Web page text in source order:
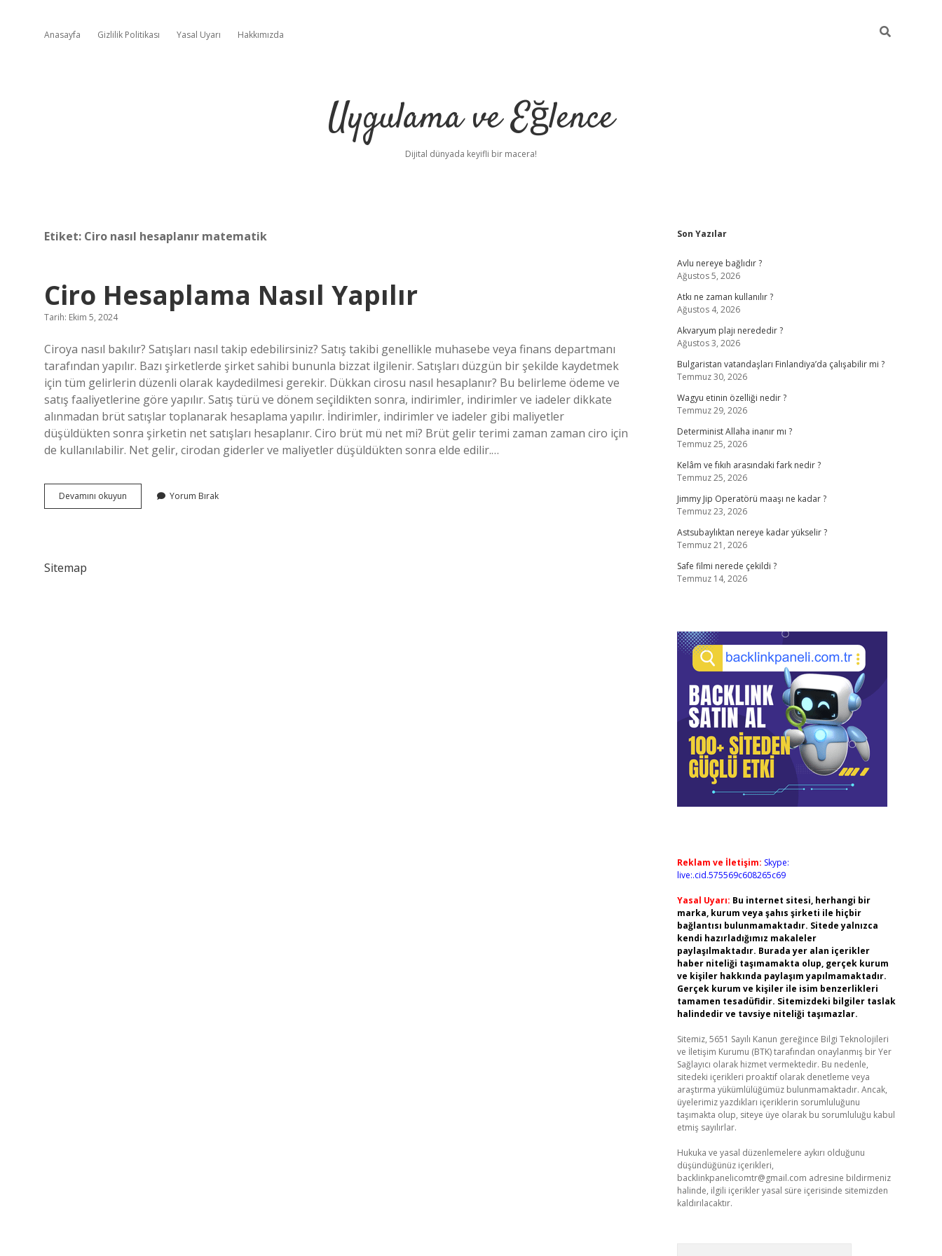
Anasayfa Gizlilik Politikası Yasal Uyarı Hakkımızda
Uygulama ve Eğlence
Dijital dünyada keyifli bir macera!
Etiket: Ciro nasıl hesaplanır matematik
Ciro Hesaplama Nasıl Yapılır
Tarih: Ekim 5, 2024
Ciroya nasıl bakılır? Satışları nasıl takip edebilirsiniz? Satış takibi genellikle muhasebe veya finans departmanı
tarafından yapılır. Bazı şirketlerde şirket sahibi bununla bizzat ilgilenir. Satışları düzgün bir şekilde kaydetmek
için tüm gelirlerin düzenli olarak kaydedilmesi gerekir. Dükkan cirosu nasıl hesaplanır? Bu belirleme ödeme ve
satış faaliyetlerine göre yapılır. Satış türü ve dönem seçildikten sonra, indirimler, indirimler ve iadeler dikkate
alınmadan brüt satışlar toplanarak hesaplama yapılır. İndirimler, indirimler ve iadeler gibi maliyetler
düşüldükten sonra şirketin net satışları hesaplanır. Ciro brüt mü net mi? Brüt gelir terimi zaman zaman ciro için
de kullanılabilir. Net gelir, cirodan giderler ve maliyetler düşüldükten sonra elde edilir.…
Devamını okuyun
Hesaplama
Yorum Bırak
Sitemap
Sidebar
Son Yazılar
Avlu nereye bağlıdır ?
Ağustos 5, 2026
Atkı ne zaman kullanılır ?
Ağustos 4, 2026
Akvaryum plajı nerededir ?
Ağustos 3, 2026
Bulgaristan vatandaşları Finlandiya’da çalışabilir mi ?
Temmuz 30, 2026
Wagyu etinin özelliği nedir ?
Temmuz 29, 2026
Determinist Allaha inanır mı ?
Temmuz 25, 2026
Kelâm ve fıkıh arasındaki fark nedir ?
Temmuz 25, 2026
Jimmy Jip Operatörü maaşı ne kadar ?
Temmuz 23, 2026
Astsubaylıktan nereye kadar yükselir ?
Temmuz 21, 2026
Safe filmi nerede çekildi ?
Temmuz 14, 2026
Reklam ve İletişim: Skype:
live:.cid.575569c608265c69
Yasal Uyarı: Bu internet sitesi, herhangi bir
marka, kurum veya şahıs şirketi ile hiçbir
bağlantısı bulunmamaktadır. Sitede yalnızca
kendi hazırladığımız makaleler
paylaşılmaktadır. Burada yer alan içerikler
haber niteliği taşımamakta olup, gerçek kurum
ve kişiler hakkında paylaşım yapılmamaktadır.
Gerçek kurum ve kişiler ile isim benzerlikleri
tamamen tesadüfidir. Sitemizdeki bilgiler taslak
halindedir ve tavsiye niteliği taşımazlar.
Sitemiz, 5651 Sayılı Kanun gereğince Bilgi Teknolojileri
ve İletişim Kurumu (BTK) tarafından onaylanmış bir Yer
Sağlayıcı olarak hizmet vermektedir. Bu nedenle,
sitedeki içerikleri proaktif olarak denetleme veya
araştırma yükümlülüğümüz bulunmamaktadır. Ancak,
üyelerimiz yazdıkları içeriklerin sorumluluğunu
taşımakta olup, siteye üye olarak bu sorumluluğu kabul
etmiş sayılırlar.
Hukuka ve yasal düzenlemelere aykırı olduğunu
düşündüğünüz içerikleri,
backlinkpanelicomtr@gmail.com adresine bildirmeniz
halinde, ilgili içerikler yasal süre içerisinde sitemizden
kaldırılacaktır.